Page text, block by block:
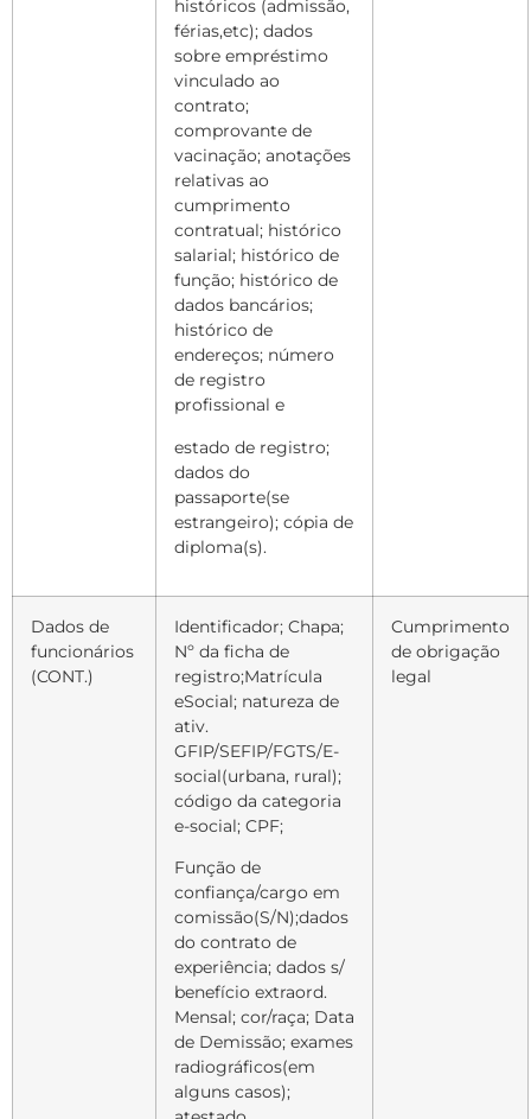
históricos (admissão,
férias,etc); dados
sobre empréstimo
vinculado ao
contrato;
comprovante de
vacinação; anotações
relativas ao
cumprimento
contratual; histórico
salarial; histórico de
função; histórico de
dados bancários;
histórico de
endereços; número
de registro
profissional e
estado de registro;
dados do
passaporte(se
estrangeiro); cópia de
diploma(s).
Dados de
funcionários
(CONT.)
Identificador; Chapa;
Nº da ficha de
registro;Matrícula
eSocial; natureza de
ativ.
GFIP/SEFIP/FGTS/E-
social(urbana, rural);
código da categoria
e-social; CPF;
Função de
confiança/cargo em
comissão(S/N);dados
do contrato de
experiência; dados s/
benefício extraord.
Mensal; cor/raça; Data
de Demissão; exames
radiográficos(em
alguns casos);
Cumprimento
de obrigação
legal